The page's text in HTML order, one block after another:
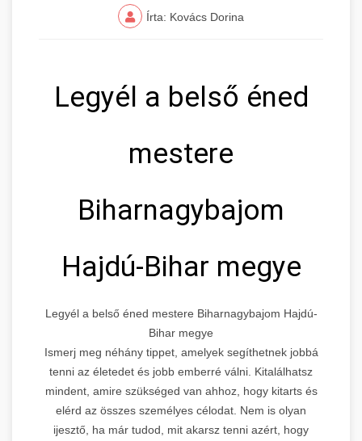
Írta: Kovács Dorina
Legyél a belső éned
mestere
Biharnagybajom
Hajdú-Bihar megye
Legyél a belső éned mestere Biharnagybajom Hajdú-
Bihar megye
Ismerj meg néhány tippet, amelyek segíthetnek jobbá
tenni az életedet és jobb emberré válni. Kitalálhatsz
mindent, amire szükséged van ahhoz, hogy kitarts és
elérd az összes személyes célodat. Nem is olyan
ijesztő, ha már tudod, mit akarsz tenni azért, hogy